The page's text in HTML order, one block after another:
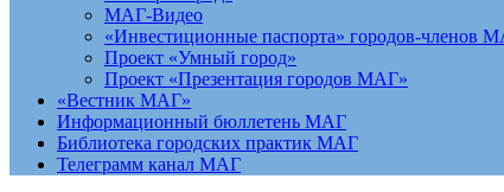
МАГ-Видео
«Инвестиционные паспорта» городов-членов
Проект «Умный город»
Проект «Презентация городов МАГ»
«Вестник МАГ»
Информационный бюллетень МАГ
Библиотека городских практик МАГ
Телеграмм канал МАГ